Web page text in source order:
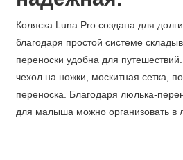
Коляска Luna Pro создана для
благодаря простой системе
переноски удобна для
чехол на ножки, москитная сетка,
переноска. Благодаря люлька-
для малыша можно организовать в